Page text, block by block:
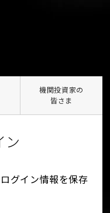
機関投資家の
皆さま
ン
グイン情報を保存